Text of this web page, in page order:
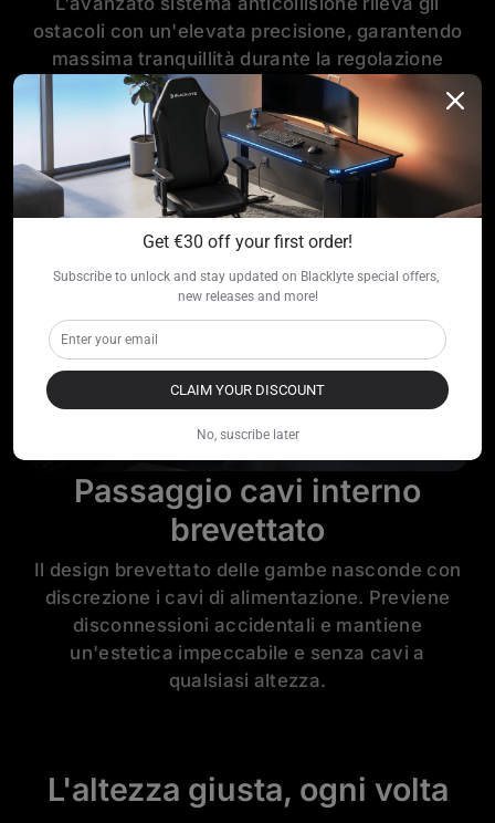
ostacoli con un'elevata precisione, garantendo
massima tranquillità durante la regolazione
dell'altezza.
Passaggio cavi interno
brevettato
Il design brevettato delle gambe nasconde con
discrezione i cavi di alimentazione. Previene
disconnessioni accidentali e mantiene
un'estetica impeccabile e senza cavi a
qualsiasi altezza.
L'altezza giusta, ogni volta
Get €30 off your first order!
Subscribe to unlock and stay updated on Blacklyte special offers,
new releases and more!
CLAIM YOUR DISCOUNT
No, suscribe later